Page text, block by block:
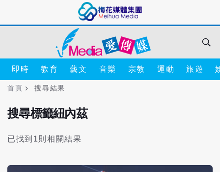
即時 教育 藝文 音樂 宗教 運動 旅遊
首頁 搜尋結果
搜尋標籤紐內茲
已找到1則相關結果